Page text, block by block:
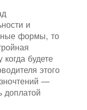
и
формы, то
будете
этого
—
доплатой